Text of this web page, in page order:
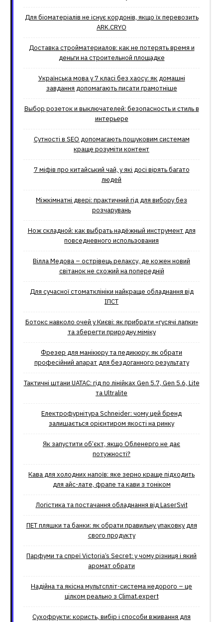
Для біоматеріалів не існує кордонів, якщо їх перевозить
ARK.CRYO
Доставка стройматериалов: как не потерять время и
деньги на строительной площадке
Українська мова у 7 класі без хаосу: як домашні
завдання допомагають писати грамотніше
Выбор розеток и выключателей: безопасность и стиль в
интерьере
Сутності в SEO допомагають пошуковим системам
краще розуміти контент
7 міфів про китайський чай, у які досі вірять багато
людей
Міжкімнатні двері: практичний гід для вибору без
розчарувань
Нож складной: как выбрать надёжный инструмент для
повседневного использования
Вілла Медова – острівець релаксу, де кожен новий
світанок не схожий на попередній
Для сучасної стоматклініки найкраще обладнання від
ІПСТ
Ботокс навколо очей у Києві: як прибрати «гусячі лапки»
та зберегти природну міміку
Фрезер для манікюру та педикюру: як обрати
професійний апарат для бездоганного результату
Тактичні штани UATAC: гід по лінійках Gen 5.7, Gen 5.6, Lite
та Ultralite
Електрофурнітура Schneider: чому цей бренд
залишається орієнтиром якості на ринку
Як запустити об’єкт, якщо Обленерго не дає
потужності?
Кава для холодних напоїв: яке зерно краще підходить
для айс-лате, фрапе та кави з тоніком
Логістика та постачання обладнання від LaserSvit
ПЕТ пляшки та банки: як обрати правильну упаковку для
свого продукту
Парфуми та спреї Victoria’s Secret: у чому різниця і який
аромат обрати
Надійна та якісна мультспліт-система недорого – це
цілком реально з Climat.еxpert
Сухофрукти: користь, вибір і способи вживання для